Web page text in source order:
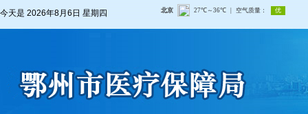
今天是 2026年8月6日 星期四